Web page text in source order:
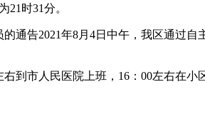
时31分。
通告2021年8月4日中午，我区通过自
到市人民医院上班，16：00左右在小